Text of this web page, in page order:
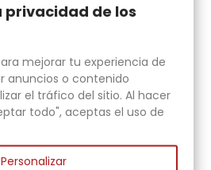
en talla de madera,
para la madera auxiliar
privacidad de los
mejorar tu experiencia de
anuncios o contenido
el tráfico del sitio. Al hacer
todo", aceptas el uso de
Personalizar